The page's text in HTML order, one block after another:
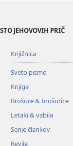
JEHOVOVIH PRIČ
Knjižnica
Sveto pismo
Knjige
Brošure & brošurice
Letaki & vabila
Serije člankov
Revije